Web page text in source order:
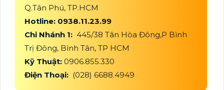
Q.Tân Phú, TP.HCM
Hotline: 0938.11.23.99
Chi Nhánh 1: 445/38 Tân Hòa Đông,P Bình
Trị Đông, Bình Tân, TP HCM
Kỹ Thuật: 0906.855.330
Điện Thoại: (028) 6688.4949